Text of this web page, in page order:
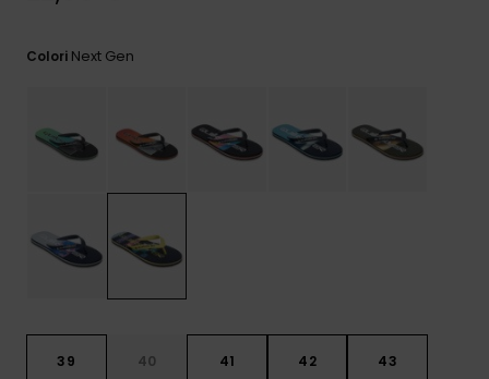
le FAQ
Colori Next Gen
39 40 41 42 43